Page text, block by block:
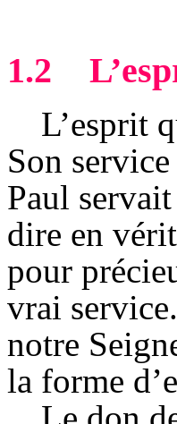
1.2
L’esprit
Son
Paul
dire en
pour
vrai
notre
la forme